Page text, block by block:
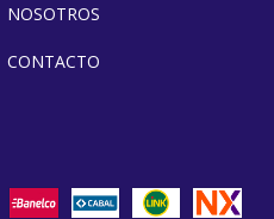
NOSOTROS
CONTACTO